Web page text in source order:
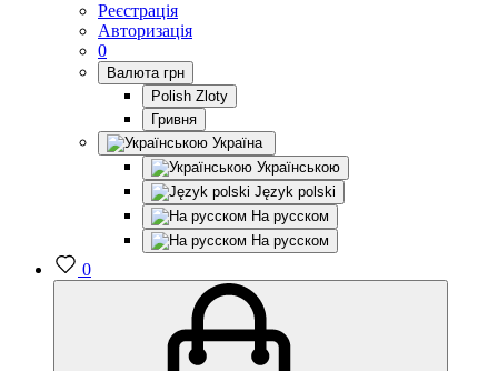
Реєстрація
Авторизація
0
Валюта грн
Polish Zloty
Гривня
Україна
Українською
Język polski
На русском
На русском
0